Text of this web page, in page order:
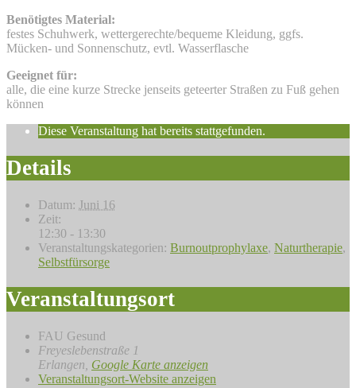
Benötigtes Material:
festes Schuhwerk, wettergerechte/bequeme Kleidung, ggfs.
Mücken- und Sonnenschutz, evtl. Wasserflasche
Geeignet für:
alle, die eine kurze Strecke jenseits geteerter Straßen zu Fuß gehen
können
Diese Veranstaltung hat bereits stattgefunden.
Details
Datum: Juni 16
Zeit:
12:30 - 13:30
Veranstaltungskategorien: Burnoutprophylaxe, Naturtherapie,
Selbstfürsorge
Veranstaltungsort
FAU Gesund
Freyeslebenstraße 1
Erlangen Google Karte anzeigen
Veranstaltungsort-Website anzeigen